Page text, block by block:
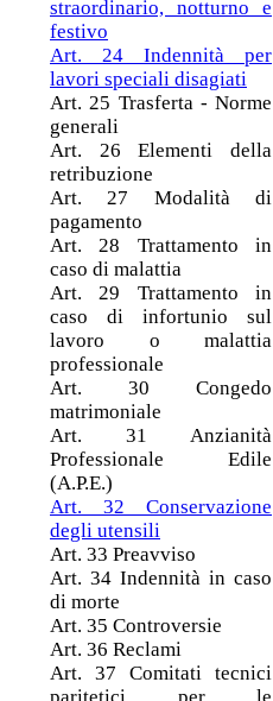
straordinario, notturno e
festivo
Art. 24 Indennità per
lavori speciali disagiati
Art. 25 Trasferta - Norme
generali
Art. 26 Elementi della
retribuzione
Art. 27 Modalità di
pagamento
Art. 28 Trattamento in
caso di malattia
Art. 29 Trattamento in
caso di infortunio sul
lavoro o malattia
professionale
Art. 30 Congedo
matrimoniale
Art. 31 Anzianità
Professionale Edile
(A.P.E.)
Art. 32 Conservazione
degli utensili
Art. 33 Preavviso
Art. 34 Indennità in caso
di morte
Art. 35 Controversie
Art. 36 Reclami
Art. 37 Comitati tecnici
paritetici per le